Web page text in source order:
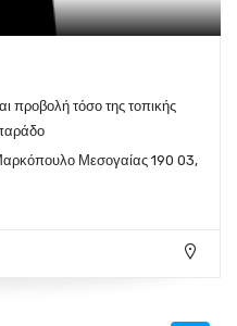
προβολή τόσο της τοπικής
Μεσογαίας 190 03,